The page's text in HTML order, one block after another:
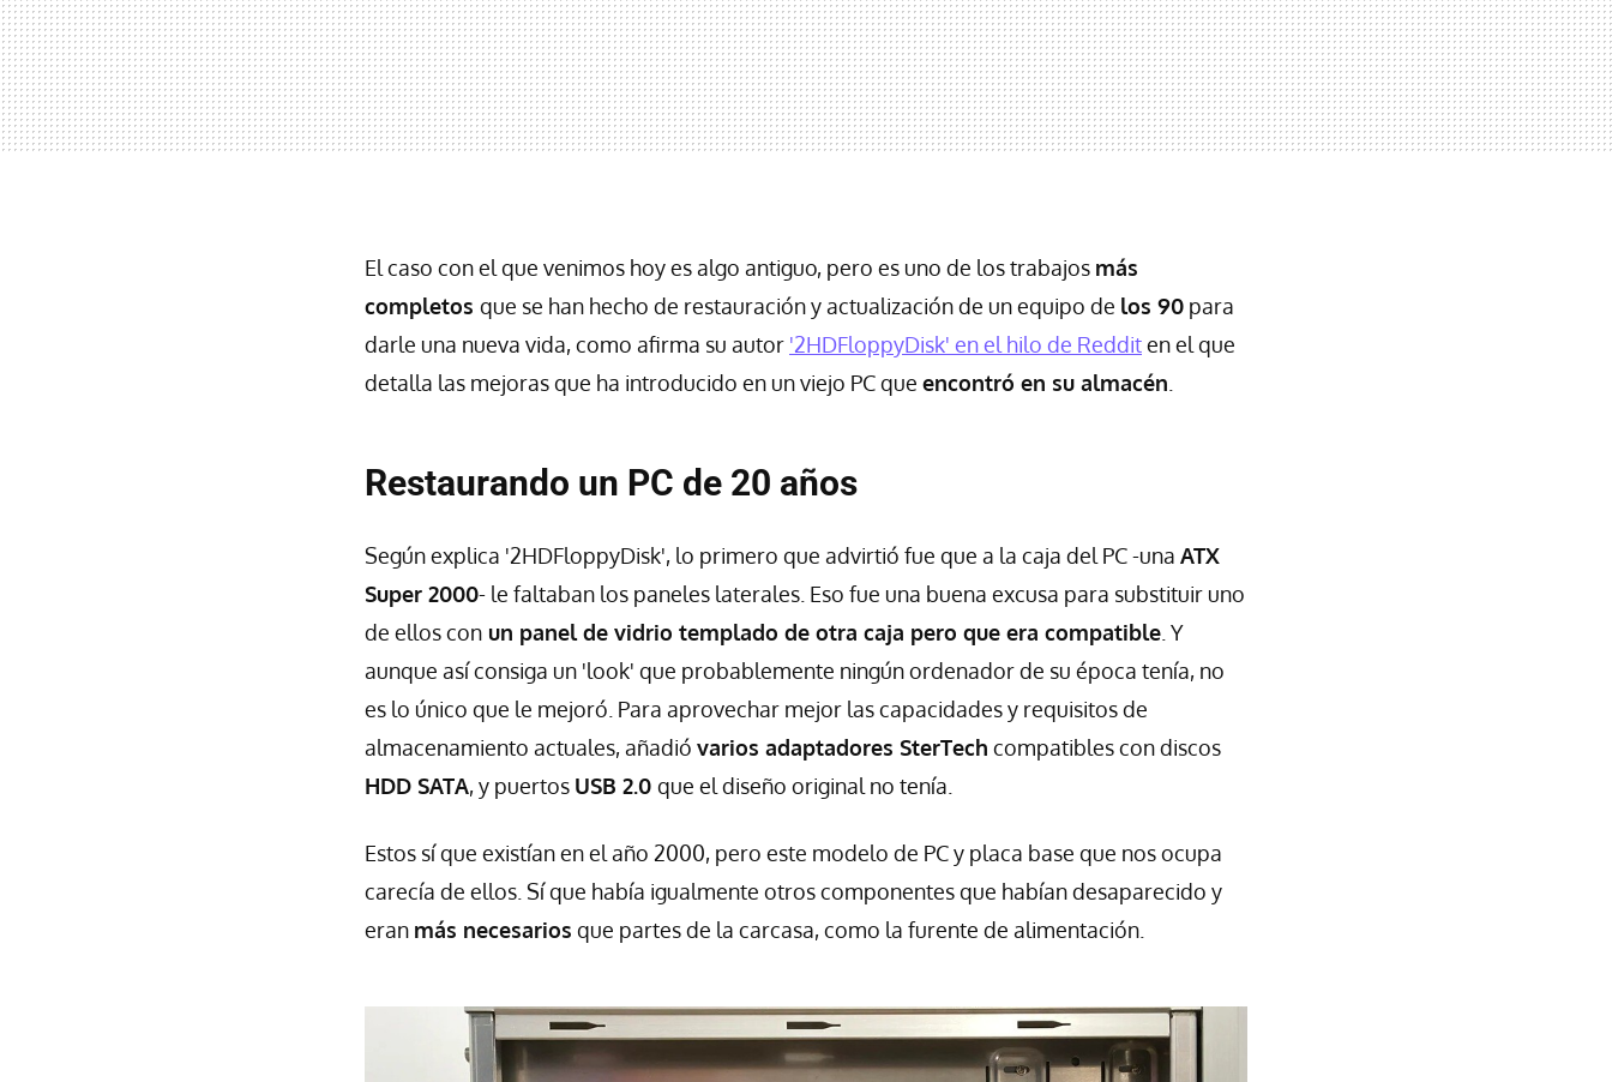
El caso con el que venimos hoy es algo antiguo, pero es uno de los trabajos más
completos que se han hecho de restauración y actualización de un equipo de los 90 para
darle una nueva vida, como afirma su autor '2HDFloppyDisk' en el hilo de Redditen el que
detalla las mejoras que ha introducido en un viejo PC que encontró en su almacén
Restaurando un PC de 20 años
Según explica '2HDFloppyDisk', lo primero que advirtió fue que a la caja del PC -una ATX
Super 2000- le faltaban los paneles laterales. Eso fue una buena excusa para substituir uno
de ellos con un panel de vidrio templado de otra caja pero que era compatible . Y
aunque así consiga un 'look' que probablemente ningún ordenador de su época tenía, no
es lo único que le mejoró. Para aprovechar mejor las capacidades y requisitos de
almacenamiento actuales, añadió varios adaptadores SterTech compatibles con discos
HDD SATA, y puertos USB 2.0 que el diseño original no tenía.
Estos sí que existían en el año 2000, pero este modelo de PC y placa base que nos ocupa
carecía de ellos. Sí que había igualmente otros componentes que habían desaparecido y
eran más necesarios que partes de la carcasa, como la furente de alimentación.